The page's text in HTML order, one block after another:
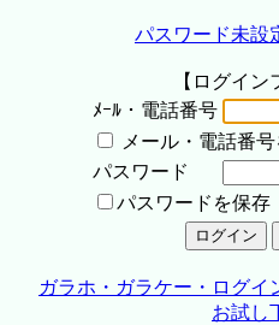
パスワード未設
【ログイン
ﾒｰﾙ・電話番号
メール・電話番
パスワード
パスワードを保存
ガラホ・ガラケー・ログイ
お試し